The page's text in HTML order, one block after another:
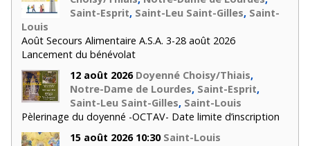
Saint-Esprit, Saint-Leu Saint-Gilles, Saint-
Louis
Août Secours Alimentaire A.S.A. 3-28 août 2026
Lancement du bénévolat
12 août 2026 Doyenné Choisy/Thiais,
Notre-Dame de Lourdes, Saint-Esprit,
Saint-Leu Saint-Gilles, Saint-Louis
Pèlerinage du doyenné -OCTAV- Date limite d’inscription
15 août 2026 10:30 Saint-Louis